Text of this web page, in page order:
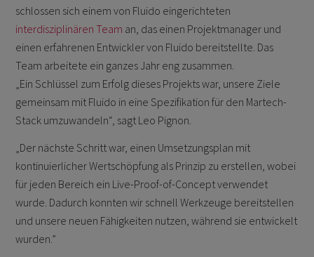
schlossen sich einem von Fluido eingerichteten
interdisziplinären Team an, das einen Projektmanager und
einen erfahrenen Entwickler von Fluido bereitstellte. Das
Team arbeitete ein ganzes Jahr eng zusammen.
„Ein Schlüssel zum Erfolg dieses Projekts war, unsere Ziele
gemeinsam mit Fluido in eine Spezifikation für den Martech-
Stack umzuwandeln“, sagt Leo Pignon.
„Der nächste Schritt war, einen Umsetzungsplan mit
kontinuierlicher Wertschöpfung als Prinzip zu erstellen, wobei
für jeden Bereich ein Live-Proof-of-Concept verwendet
wurde. Dadurch konnten wir schnell Werkzeuge bereitstellen
und unsere neuen Fähigkeiten nutzen, während sie entwickelt
wurden.”